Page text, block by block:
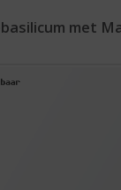
met